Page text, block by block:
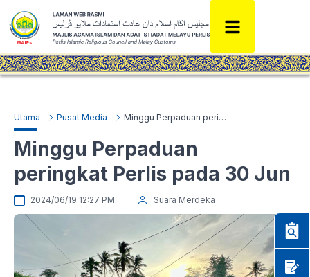
Utama Pusat Media Minggu Perpaduan peringkat Perlis pada 30 Jun
Minggu Perpaduan
peringkat Perlis pada 30 Jun
2024/06/19 12:27 PM Suara Merdeka